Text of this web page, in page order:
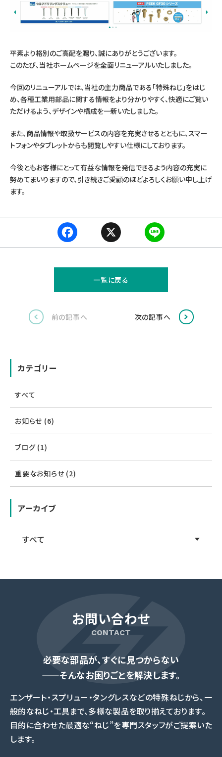
平素より格別のご高配を賜り、誠にありがとうございます。
このたび、当社ホームページを全面リニューアルいたしました。
今回のリニューアルでは、当社の主力商品である「特殊ねじ」をはじ
め、各種工業用部品に関する情報をより分かりやすく、快適にご覧い
ただけるよう、デザインや構成を一新いたしました。
また、商品情報や取扱サービスの内容を充実させるとともに、スマー
トフォンやタブレットからも閲覧しやすい仕様にしております。
今後ともお客様にとって有益な情報を発信できるよう内容の充実に
努めてまいりますので、引き続きご愛顧のほどよろしくお願い申し上げ
ます。
ce
b
o
k
n
e
一覧に戻る
前の記事へ 次の記事へ
カテゴリー
すべて
お知らせ (6)
ブログ (1)
重要なお知らせ (2)
アーカイブ
お問い合わせ
CONTACT
必要な部品が、すぐに見つからない
——そんなお困りごとを解決します。
エンザート・スプリュー・タングレスなどの特殊ねじから、一
般的なねじ・工具まで、多様な製品を取り揃えております。
目的に合わせた最適な“ねじ”を専門スタッフがご提案いた
します。